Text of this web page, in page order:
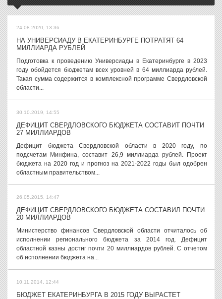
24.08.2020, 13:36
НА УНИВЕРСИАДУ В ЕКАТЕРИНБУРГЕ ПОТРАТЯТ 64
МИЛЛИАРДА РУБЛЕЙ
Подготовка к проведению Универсиады в Екатеринбурге в 2023
году обойдется бюджетам всех уровней в 64 миллиарда рублей.
Такая сумма содержится в комплексной программе Свердловской
области...
30.10.2019, 14:55
ДЕФИЦИТ СВЕРДЛОВСКОГО БЮДЖЕТА СОСТАВИТ ПОЧТИ
27 МИЛЛИАРДОВ
Дефицит бюджета Свердловской области в 2020 году, по
подсчетам Минфина, составит 26,9 миллиарда рублей. Проект
бюджета на 2020 год и прогноз на 2021-2022 годы был одобрен
областным правительством...
26.05.2015, 14:47
ДЕФИЦИТ СВЕРДЛОВСКОГО БЮДЖЕТА СОСТАВИЛ ПОЧТИ
20 МИЛЛИАРДОВ
Министерство финансов Свердловской области отчиталось об
исполнении регионального бюджета за 2014 год. Дефицит
областной казны достиг почти 20 миллиардов рублей. С отчетом
об исполнении бюджета на...
10.11.2014, 12:44
БЮДЖЕТ ЕКАТЕРИНБУРГА В 2015 ГОДУ ВЫРАСТЕТ